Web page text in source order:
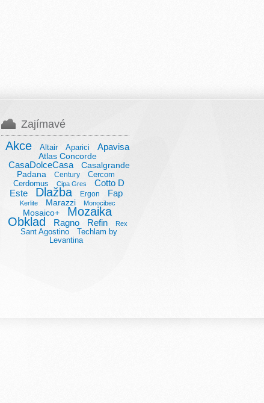
Zajímavé
Akce Altair Aparici Apavisa
Atlas Concorde
CasaDolceCasa
Casalgrande
Padana
Century
Cercom
Cerdomus
Cipa Gres
Cotto D
Este
Dlažba Ergon Fap
Kerlite Marazzi Monocibec
Mosaico+ Mozaika
Obklad Ragno Refin Rex
Sant Agostino
Techlam by
Levantina